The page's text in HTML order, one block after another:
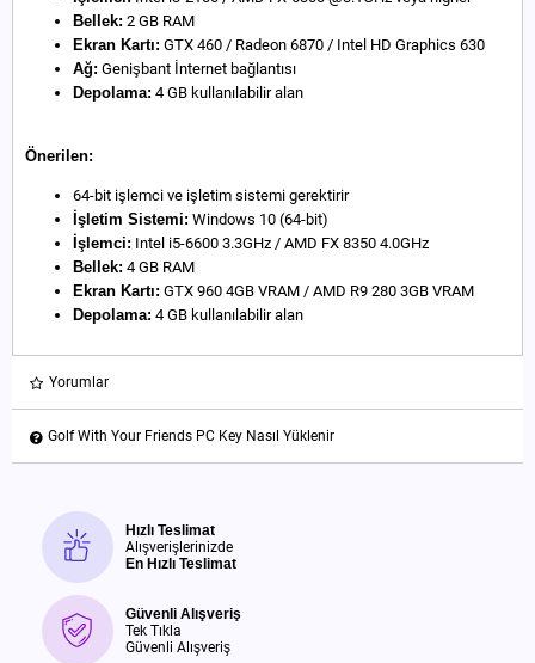
Bellek: 2 GB RAM
Ekran Kartı: GTX 460 / Radeon 6870 / Intel HD Graphics 630
Ağ: Genişbant İnternet bağlantısı
Depolama: 4 GB kullanılabilir alan
Önerilen:
64-bit işlemci ve işletim sistemi gerektirir
İşletim Sistemi: Windows 10 (64-bit)
İşlemci: Intel i5-6600 3.3GHz / AMD FX 8350 4.0GHz
Bellek: 4 GB RAM
Ekran Kartı: GTX 960 4GB VRAM / AMD R9 280 3GB VRAM
Depolama: 4 GB kullanılabilir alan
Yorumlar
Golf With Your Friends PC Key Nasıl Yüklenir
Hızlı Teslimat
Alışverişlerinizde
En Hızlı Teslimat
Güvenli Alışveriş
Tek Tıkla
Güvenli Alışveriş